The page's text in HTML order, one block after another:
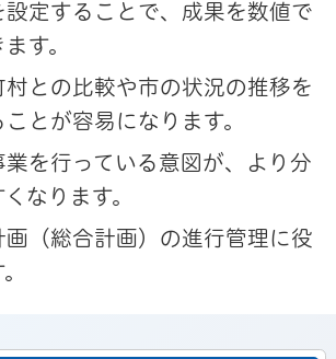
定することで、成果を数値で
す。
との比較や市の状況の推移を
とが容易になります。
を行っている意図が、より分
なります。
（総合計画）の進行管理に役